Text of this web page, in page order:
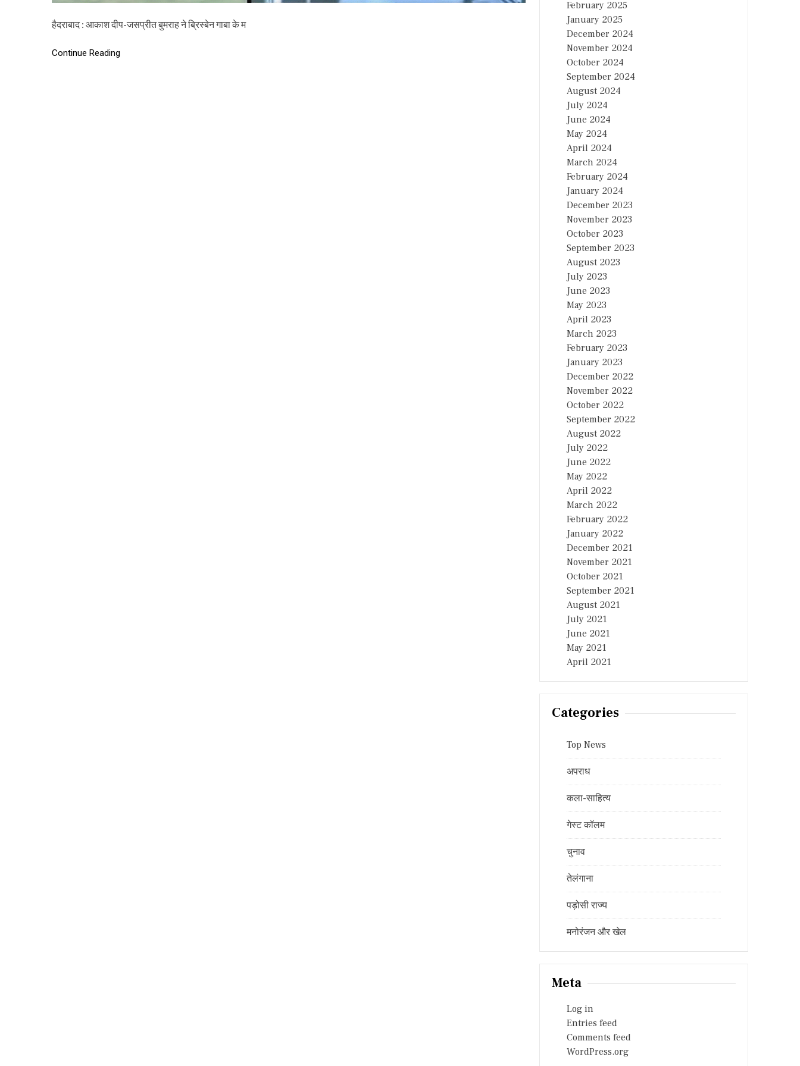
हैदराबाद : आकाश दीप-जसप्रीत बुमराह ने ब्रिस्बेन गाबा के म
Continue Reading
February 2025
January 2025
December 2024
November 2024
October 2024
September 2024
August 2024
July 2024
June 2024
May 2024
April 2024
March 2024
February 2024
January 2024
December 2023
November 2023
October 2023
September 2023
August 2023
July 2023
June 2023
May 2023
April 2023
March 2023
February 2023
January 2023
December 2022
November 2022
October 2022
September 2022
August 2022
July 2022
June 2022
May 2022
April 2022
March 2022
February 2022
January 2022
December 2021
November 2021
October 2021
September 2021
August 2021
July 2021
June 2021
May 2021
April 2021
Categories
Top News
अपराध
कला-साहित्य
गेस्ट कॉलम
चुनाव
तेलंगाना
पड़ोसी राज्य
मनोरंजन और खेल
Meta
Log in
Entries feed
Comments feed
WordPress.org